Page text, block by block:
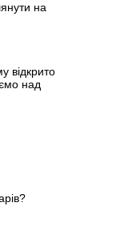
на
відкрито
над